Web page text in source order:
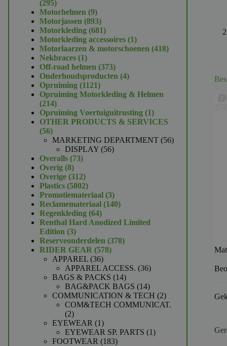
295295
producten
Motorhelmen 99
producten
Motorjassen 893893
producten
Motorkleding 681681
producten
Motorkleding accessoires 11
product
Motorlaarzen & motorschoenen 418418
Nekbraces 11
product
Off-road helmen 373373
producten
Onderhoudsproducten 44
Opruiming 11211121
producten
Opruiming Motorkleding & Helmen
214214
producten
Opruiming Voertuiguitrusting 11
product
OTHER PRODUCTS & SERVICES
5656
producten
MARKETING DEPARTMENT 5656
DISPLAY 5656
Overalls 7373
Overig 88
producten
Overige 312312
producten
Plastics 58025802
producten
Promotiemateriaal 33
producten
Reclamemateriaal 140140
Regenkleding 6464
producten
Renthal Hard Anodized Limited
Edition 33
producten
Reserveonderdelen 378378
RIDER GEAR 578578
APPAREL 3636
producten
APPAREL ACCESS. 3636
BAGS & PACKS 1414
producten
BAG&PACK BAGS 1414
producten
COMMUNICATION & TECH 22
producten
COM&TECH COMMUNICAT.
22
producten
EYEWEAR 11
product
EYEWEAR SP. PARTS 11
FOOTWEAR 183183